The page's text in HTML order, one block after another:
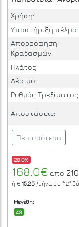
Χρήση:
Υποστήριξη
Απορρόφηση
Κραδασμών:
Πλάτος:
Δέσιμο:
Ρυθμός Τρεξίματος:
Αποστάσεις:
Περισσότερα
20.0%
168.0€ από
ή € 15,25 /μήνα σε "12"
Μεγέθη:
43